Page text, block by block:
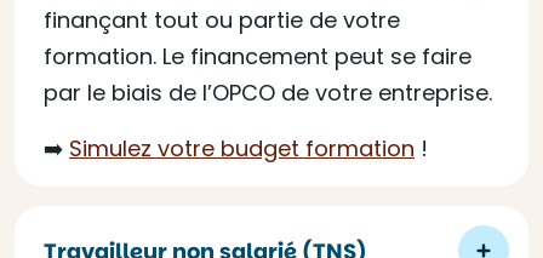
finançant tout ou partie de votre
formation. Le financement peut se faire
par le biais de l’OPCO de votre entreprise.
➡️ Simulez votre budget formation !
Travailleur non salarié (TNS)